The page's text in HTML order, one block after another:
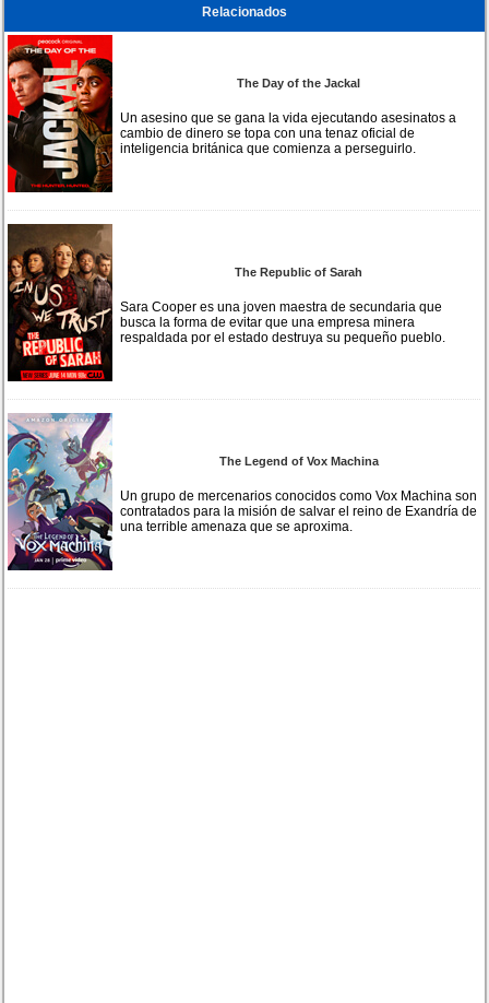
Relacionados
The Day of the Jackal
Un asesino que se gana la vida ejecutando asesinatos a
cambio de dinero se topa con una tenaz oficial de
inteligencia británica que comienza a perseguirlo.
The Republic of Sarah
Sara Cooper es una joven maestra de secundaria que
busca la forma de evitar que una empresa minera
respaldada por el estado destruya su pequeño pueblo.
The Legend of Vox Machina
Un grupo de mercenarios conocidos como Vox Machina son
contratados para la misión de salvar el reino de Exandría de
una terrible amenaza que se aproxima.